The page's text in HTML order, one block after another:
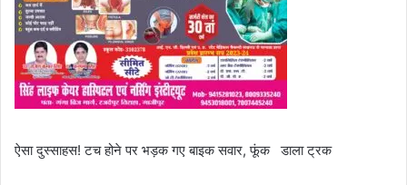
ऐसा दुस्साहस! टच होने पर भड़क गए बाइक सवार, फूंक डाला ट्रक